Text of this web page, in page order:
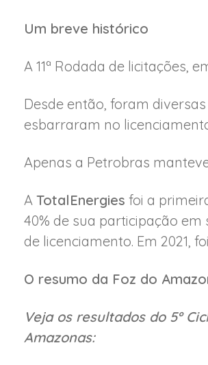
Um breve histórico
A 11ª Rodada de licitações,
Desde então, foram
esbarraram no
Apenas a Petrobras
A TotalEnergies foi a
40% de sua participação
de licenciamento. Em 2021,
O resumo da Foz do
Veja os resultados do 5º
Amazonas: